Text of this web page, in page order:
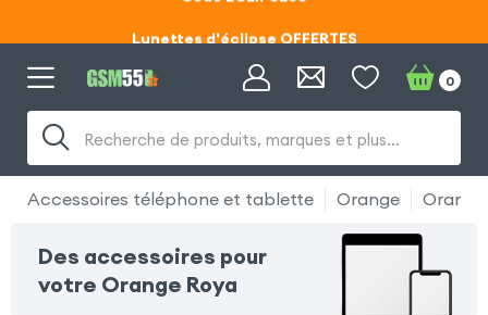
Code ECLIPSE55
Recherche de produits, marques et plus…
0
Accessoires téléphone et tablette Orange
Des accessoires pour
votre Orange Roya